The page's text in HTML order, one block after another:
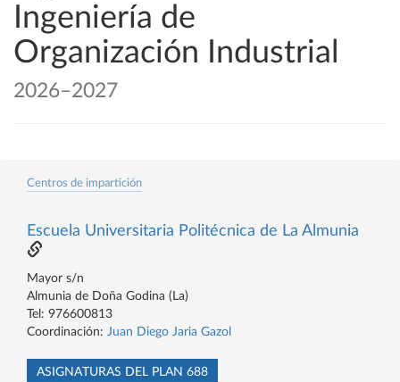
Ingeniería de
Organización Industrial
2026–2027
Centros de impartición
Escuela Universitaria Politécnica de La Almunia
Mayor s/n
Almunia de Doña Godina (La)
Tel: 976600813
Coordinación: Juan Diego Jaria Gazol
ASIGNATURAS DEL PLAN 688